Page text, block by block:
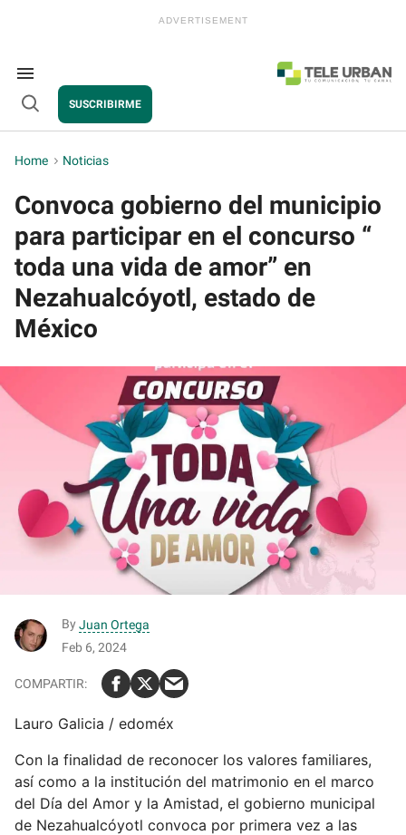
Search
&
Section
Navigation
Open
SUSCRIBIRME
Home > Noticias
Convoca gobierno del municipio
para participar en el concurso “
toda una vida de amor” en
Nezahualcóyotl, estado de
México
By Juan Ortega
Feb 6, 2024
Lauro Galicia / edoméx
Con la finalidad de reconocer los valores familiares,
así como a la institución del matrimonio en el marco
del Día del Amor y la Amistad, el gobierno municipal
de Nezahualcóyotl convoca por primera vez a las